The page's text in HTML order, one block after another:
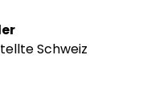
Schweiz